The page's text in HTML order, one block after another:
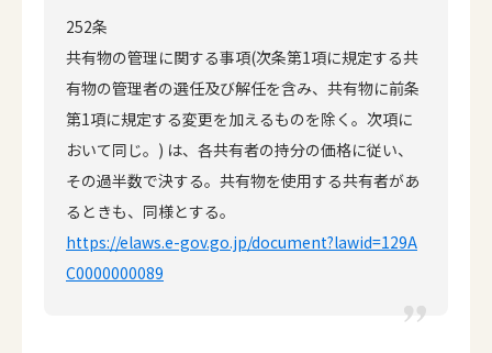
252条
共有物の管理に関する事項(次条第1項に規定する共
有物の管理者の選任及び解任を含み、共有物に前条
第1項に規定する変更を加えるものを除く。次項に
おいて同じ。) は、各共有者の持分の価格に従い、
その過半数で決する。共有物を使用する共有者があ
るときも、同様とする。
https://elaws.e-gov.go.jp/document?lawid=129A
C0000000089